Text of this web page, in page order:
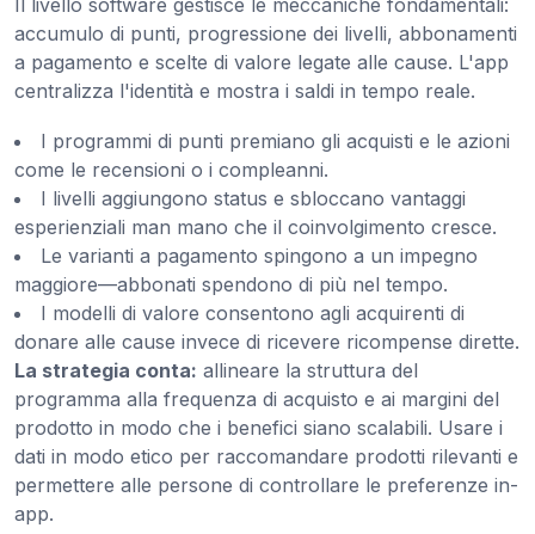
accumulo di punti, progressione dei livelli, abbonamenti
a pagamento e scelte di valore legate alle cause. L'app
centralizza l'identità e mostra i saldi in tempo reale.
I programmi di punti premiano gli acquisti e le azioni
come le recensioni o i compleanni.
I livelli aggiungono status e sbloccano vantaggi
esperienziali man mano che il coinvolgimento cresce.
Le varianti a pagamento spingono a un impegno
maggiore—abbonati spendono di più nel tempo.
I modelli di valore consentono agli acquirenti di
donare alle cause invece di ricevere ricompense dirette.
La strategia conta: allineare la struttura del
programma alla frequenza di acquisto e ai margini del
prodotto in modo che i benefici siano scalabili. Usare i
dati in modo etico per raccomandare prodotti rilevanti e
permettere alle persone di controllare le preferenze in-
app.